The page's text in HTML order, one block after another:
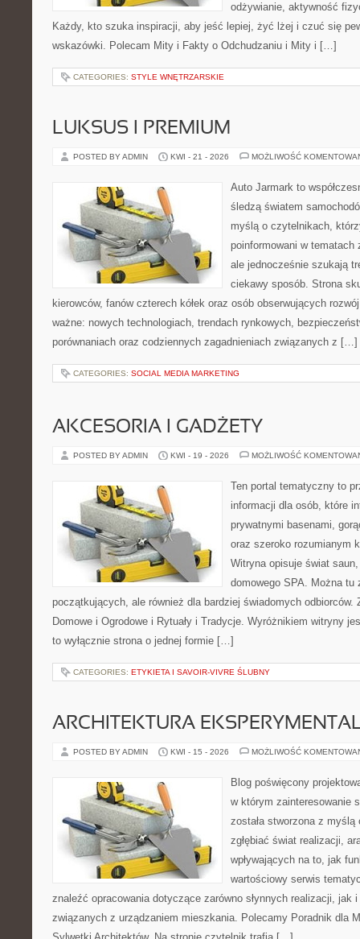
odżywianie, aktywność
Każdy, kto szuka inspiracji, aby jeść lepiej, żyć lżej i czuć się
wskazówki. Polecam Mity i Fakty o Odchudzaniu i Mity i […]
CATEGORIES: STYLE WNĘTRZARSKIE
LUKSUS I PREMIUM
POSTED BY ADMIN KWI - 21 - 2026 MOŻLIWOŚĆ
Auto Jarmark to
śledzą światem
myślą o czytelnikach,
poinformowani w
ale jednocześnie szukają
ciekawy sposób. Strona
kierowców, fanów czterech kółek oraz osób obserwujących
ważne: nowych technologiach, trendach rynkowych,
porównaniach oraz codziennych zagadnieniach związanych z […]
CATEGORIES: SOCIAL MEDIA MARKETING
AKCESORIA I GADŻETY
POSTED BY ADMIN KWI - 19 - 2026 MOŻLIWOŚĆ
Ten portal tematyczny to
informacji dla osób, które
prywatnymi basenami,
oraz szeroko rozumianym
Witryna opisuje świat
domowego SPA. Można
początkujących, ale również dla bardziej świadomych odbiorców.
Domowe i Ogrodowe i Rytuały i Tradycje. Wyróżnikiem witryny
to wyłącznie strona o jednej formie […]
CATEGORIES: ETYKIETA I SAVOIR-VIVRE ŚLUBNY
ARCHITEKTURA
POSTED BY ADMIN KWI - 15 - 2026 MOŻLIWOŚĆ
Blog poświęcony
w którym zainteresowanie
została stworzona z
zgłębiać świat realizacji,
wpływających na to, jak
wartościowy serwis
znaleźć opracowania dotyczące zarówno słynnych realizacji, jak
związanych z urządzaniem mieszkania. Polecamy Poradnik dla